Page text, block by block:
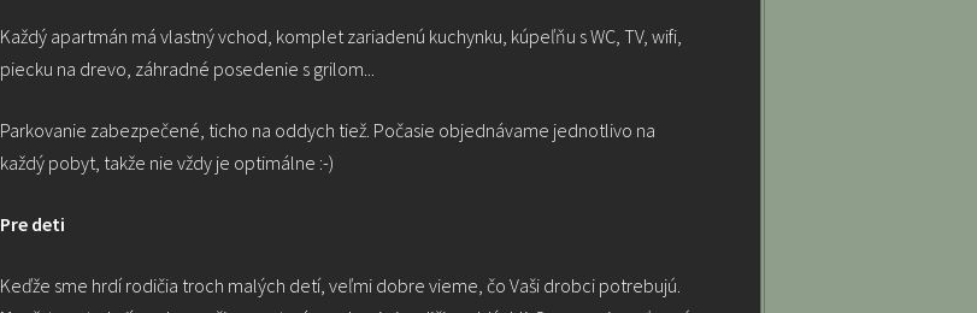
Každý apartmán má vlastný vchod, komplet zariadenú kuchynku, kúpeľňu s WC, TV, wifi,
piecku na drevo, záhradné posedenie s grilom...
Parkovanie zabezpečené, ticho na oddych tiež. Počasie objednávame jednotlivo na
každý pobyt, takže nie vždy je optimálne :-)
Pre deti
Keďže sme hrdí rodičia troch malých detí, veľmi dobre vieme, čo Vaši drobci potrebujú.